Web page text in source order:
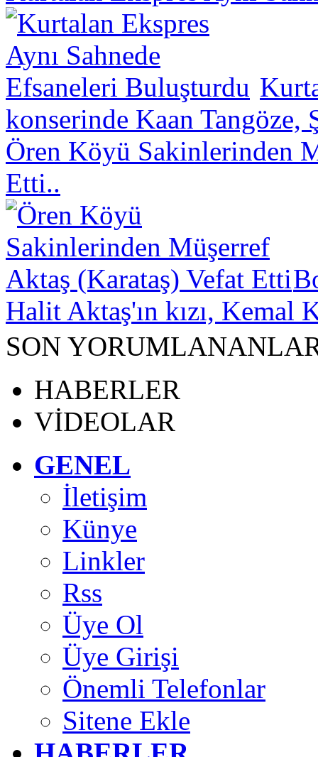
konserinde Kaan Tangöze,
Ören Köyü Sakinlerinden
Etti..
Halit Aktaş'ın kızı, Kemal
SON
HABERLER
VİDEOLAR
GENEL
İletişim
Künye
Linkler
Rss
Üye Ol
Üye Girişi
Önemli Telefonlar
Sitene Ekle